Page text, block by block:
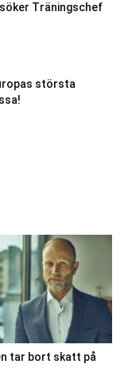
Träningschef
största
tar bort skatt på